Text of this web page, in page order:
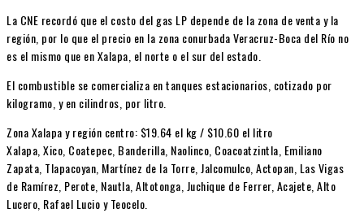
La CNE recordó que el costo del gas LP depende de la zona de venta y la
región, por lo que el precio en la zona conurbada Veracruz-Boca del Río no
es el mismo que en Xalapa, el norte o el sur del estado.
El combustible se comercializa en tanques estacionarios, cotizado por
kilogramo, y en cilindros, por litro.
Zona Xalapa y región centro: $19.64 el kg / $10.60 el litro
Xalapa, Xico, Coatepec, Banderilla, Naolinco, Coacoatzintla, Emiliano
Zapata, Tlapacoyan, Martínez de la Torre, Jalcomulco, Actopan, Las Vigas
de Ramírez, Perote, Nautla, Altotonga, Juchique de Ferrer, Acajete, Alto
Lucero, Rafael Lucio y Teocelo.